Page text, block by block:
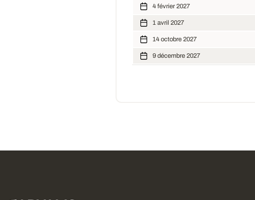
4 février 2027
1 avril 2027
14 octobre 2027
9 décembre 2027